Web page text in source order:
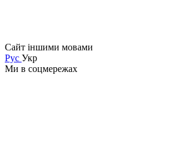
Сайт іншими мовами
Рус Укр
Ми в соцмережах